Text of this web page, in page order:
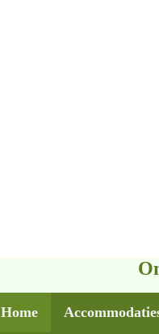
Home